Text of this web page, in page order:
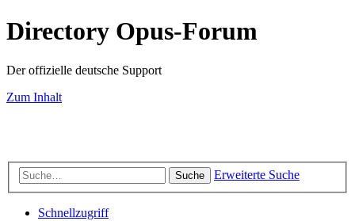
Directory Opus-Forum
Der offizielle deutsche Support
Zum Inhalt
Suche Erweiterte Suche
Schnellzugriff